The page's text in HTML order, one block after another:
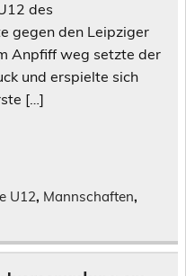
des
gegen den Leipziger
Anpfiff weg setzte der
und erspielte sich
[…]
U12, Mannschaften,